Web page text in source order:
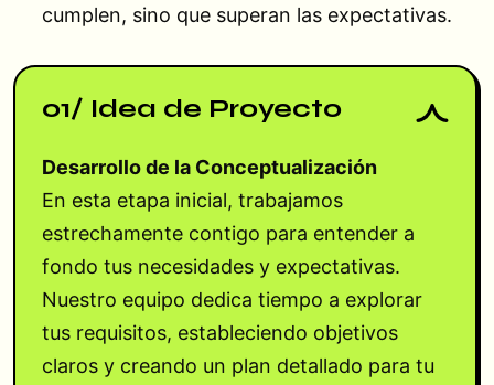
cumplen, sino que superan las expectativas.
01/ Idea de Proyecto
Desarrollo de la Conceptualización
En esta etapa inicial, trabajamos
estrechamente contigo para entender a
fondo tus necesidades y expectativas.
Nuestro equipo dedica tiempo a explorar
tus requisitos, estableciendo objetivos
claros y creando un plan detallado para tu